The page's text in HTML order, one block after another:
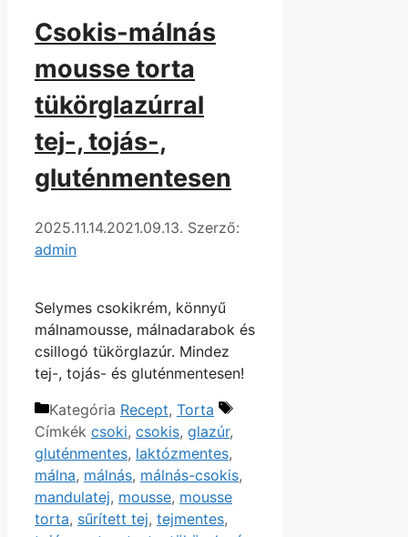
Csokis-málnás
mousse torta
tükörglazúrral
tej-, tojás-,
gluténmentesen
2025.11.14.2021.09.13. Szerző:
admin
Selymes csokikrém, könnyű
málnamousse, málnadarabok és
csillogó tükörglazúr. Mindez
tej-, tojás- és gluténmentesen!
Kategória Recept, Torta
Címkék csoki, csokis, glazúr,
gluténmentes, laktózmentes,
málna, málnás, málnás-csokis,
mandulatej, mousse, mousse
torta, sűrített tej, tejmentes,